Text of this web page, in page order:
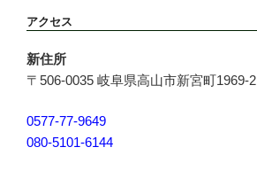
アクセス
新住所
〒506-0035 岐阜県高山市新宮町1969-2
0577-77-9649
080-5101-6144